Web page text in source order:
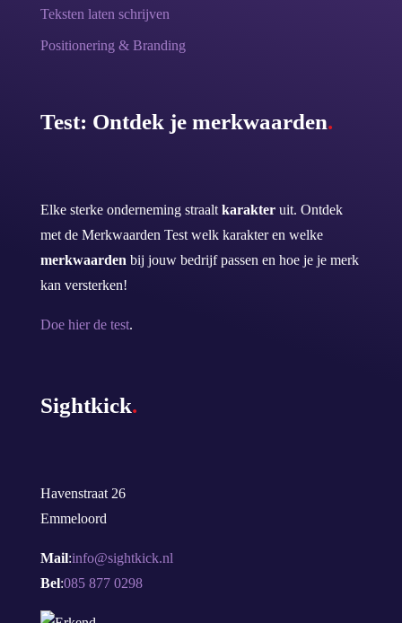
Teksten laten schrijven
Positionering & Branding
Test: Ontdek je merkwaarden.
Elke sterke onderneming straaltkarakteruit. Ontdek
met de Merkwaarden Test welk karakter en welke
merkwaardenbij jouw bedrijf passen en hoe je je merk
kan versterken!
Doe hier de test.
Sightkick.
Havenstraat 26
Emmeloord
Mail:info@sightkick.nl
Bel:085 877 0298